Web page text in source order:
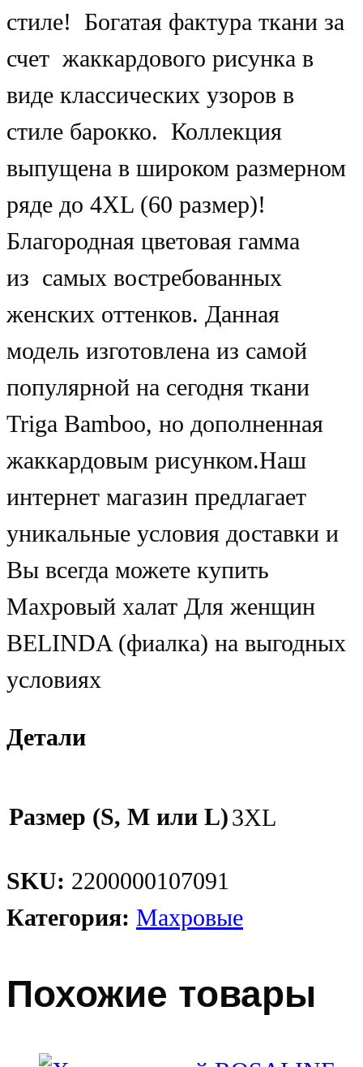
стиле! Богатая фактура ткани за
счет жаккардового рисунка в
виде классических узоров в
стиле барокко. Коллекция
выпущена в широком размерном
ряде до 4XL (60 размер)!
Благородная цветовая гамма
из самых востребованных
женских оттенков. Данная
модель изготовлена из самой
популярной на сегодня ткани
Triga Bamboo, но дополненная
жаккардовым рисунком.Наш
интернет магазин предлагает
уникальные условия доставки и
Вы всегда можете купить
Махровый халат Для женщин
BELINDA (фиалка) на выгодных
условиях
Детали
Размер (S, M или L)3XL
SKU: 2200000107091
Категория: Махровые
Похожие товары